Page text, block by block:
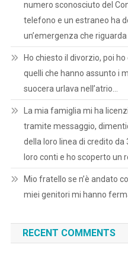
numero sconosciuto del
telefono e un estraneo ha
un’emergenza che
Ho chiesto il divorzio, poi
quelli che hanno assunto i
suocera urlava nell’atrio…
La mia famiglia mi ha
tramite messaggio,
della loro linea di credito da
loro conti e ho scoperto un
Mio fratello se n’è andato
miei genitori mi hanno
RECENT COMMENTS